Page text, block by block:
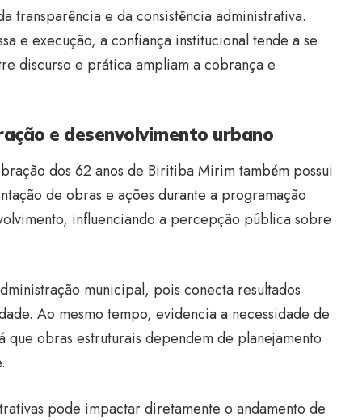
transparência e da consistência administrativa.
e execução, a confiança institucional tende a se
discurso e prática ampliam a cobrança e
e desenvolvimento urbano
dos 62 anos de Biritiba Mirim também possui
de obras e ações durante a programação
influenciando a percepção pública sobre
municipal, pois conecta resultados
Ao mesmo tempo, evidencia a necessidade de
obras estruturais dependem de planejamento
pode impactar diretamente o andamento de